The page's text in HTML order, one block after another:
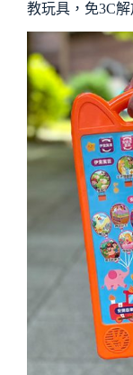
教玩具，免3C解